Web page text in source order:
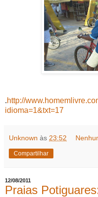
.http://
idioma=1&txt=17
Unknown às 23:52
Compartilhar
12/08/2011
Praias